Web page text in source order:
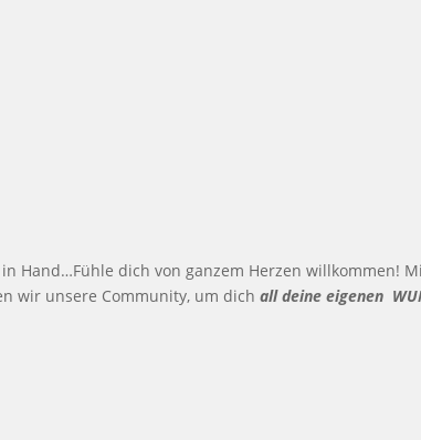
Hand…Fühle dich von ganzem Herzen willkommen!
wir unsere Community, um dich all deine eigenen